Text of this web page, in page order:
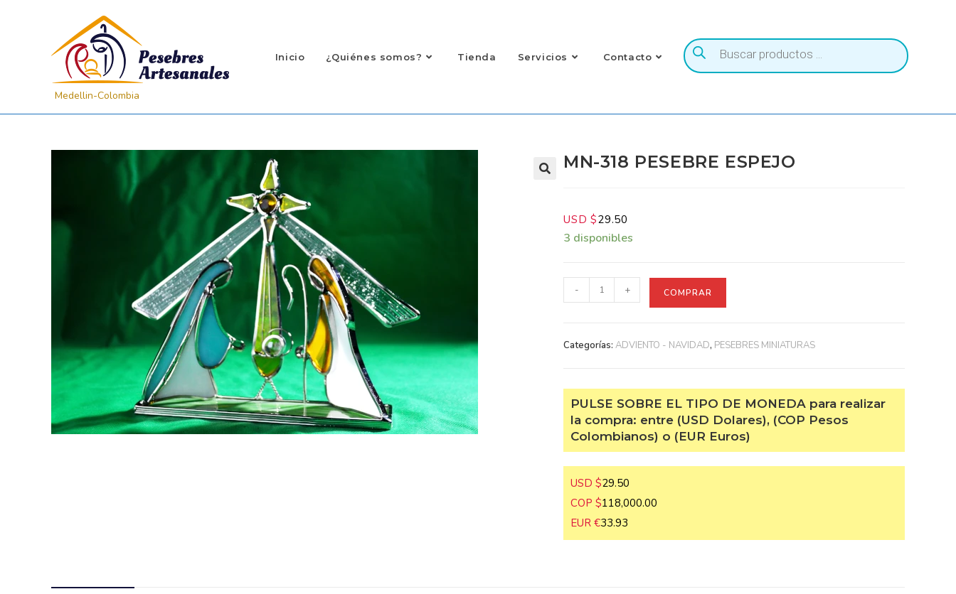
Inicio ¿Quiénes somos? Tienda Servicios Contacto
MN-318 PESEBRE ESPEJO
USD $29.50
3 disponibles
COMPRAR
Categorías:ADVIENTO - NAVIDAD,PESEBRES MINIATURAS
PULSE SOBRE EL TIPO DE MONEDA para realizar
la compra: entre (USD Dolares), (COP Pesos
Colombianos) o (EUR Euros)
USD $29.50
COP $118,000.00
EUR €33.93